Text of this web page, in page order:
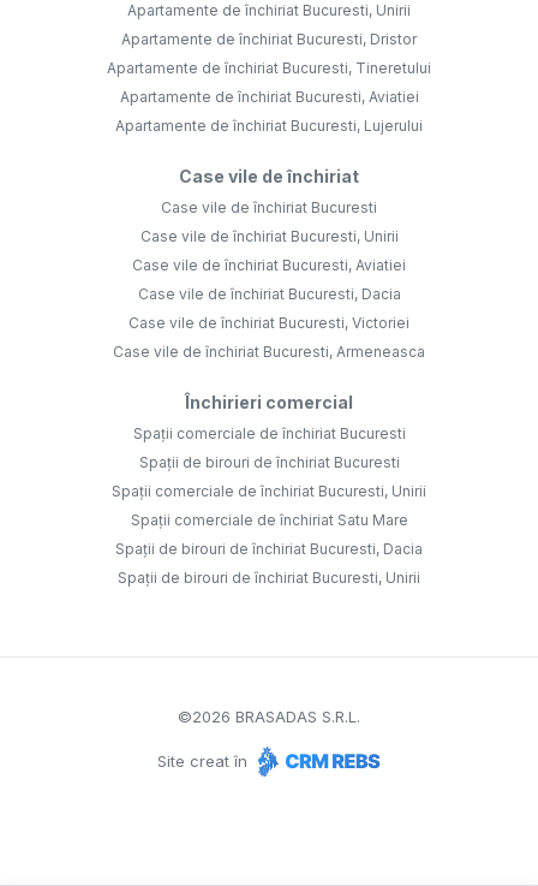
Apartamente de închiriat Bucuresti, Unirii
Apartamente de închiriat Bucuresti, Dristor
Apartamente de închiriat Bucuresti, Tineretului
Apartamente de închiriat Bucuresti, Aviatiei
Apartamente de închiriat Bucuresti, Lujerului
Case vile de închiriat
Case vile de închiriat Bucuresti
Case vile de închiriat Bucuresti, Unirii
Case vile de închiriat Bucuresti, Aviatiei
Case vile de închiriat Bucuresti, Dacia
Case vile de închiriat Bucuresti, Victoriei
Case vile de închiriat Bucuresti, Armeneasca
Închirieri comercial
Spații comerciale de închiriat Bucuresti
Spații de birouri de închiriat Bucuresti
Spații comerciale de închiriat Bucuresti, Unirii
Spații comerciale de închiriat Satu Mare
Spații de birouri de închiriat Bucuresti, Dacia
Spații de birouri de închiriat Bucuresti, Unirii
©2026 BRASADAS S.R.L.
Site creat în